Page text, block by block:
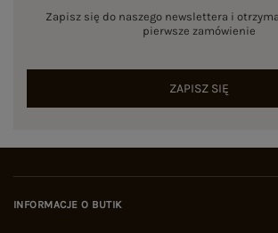
Zapisz się do naszego newslettera i
pierwsze zamówienie
ZAPISZ SIĘ
INFORMACJE O BUTIK